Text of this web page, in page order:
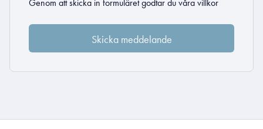
Genom att skicka in formuläret godtar du våra villkor